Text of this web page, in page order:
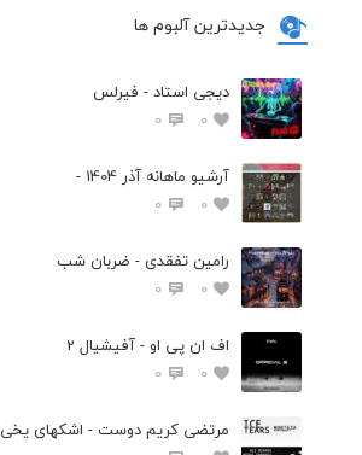
جدیدترین آلبوم ها
دیجی استاد - فیرلس
0
0
آرشیو ماهانه آذر 1404 -
0
0
رامین تفقدی - ضربان شب
0
0
اف ان پی او - آفیشیال 2
0
0
مرتضی کریم دوست - اشکهای یخی